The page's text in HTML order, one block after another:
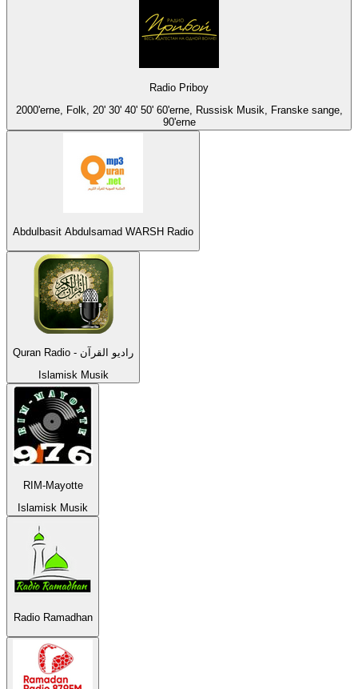
Radio Priboy
2000'erne, Folk, 20' 30' 40' 50' 60'erne, Russisk Musik, Franske sange,
90'erne
Abdulbasit Abdulsamad WARSH Radio
Quran Radio - راديو القرآن
Islamisk Musik
RIM-Mayotte
Islamisk Musik
Radio Ramadhan